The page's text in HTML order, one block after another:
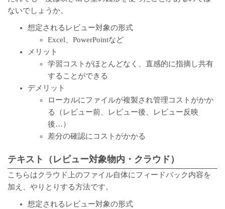
ないでしょうか。
想定されるレビュー対象の形式
Excel、PowerPointなど
メリット
学習コストがほとんどなく、直感的に指摘し共有
することができる
デメリット
ローカルにファイルが複製され管理コストがかか
る（レビュー前、レビュー後、レビュー反映
後…）
差分の確認にコストがかかる
テキスト（レビュー対象物内・クラウド）
こちらはクラウド上のファイル自体にフィードバック内容を
加え、やりとりする方法です。
想定されるレビュー対象の形式